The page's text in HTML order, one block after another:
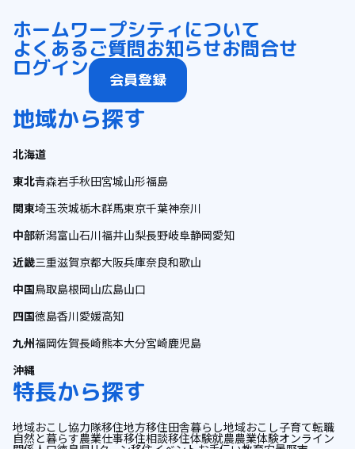
ホームワープシティについて
よくあるご質問お知らせお問合せ
ログイン 会員登録
地域から探す
北海道
東北青森岩手秋田宮城山形福島
関東埼玉茨城栃木群馬東京千葉神奈川
中部新潟富山石川福井山梨長野岐阜静岡愛知
近畿三重滋賀京都大阪兵庫奈良和歌山
中国鳥取島根岡山広島山口
四国徳島香川愛媛高知
九州福岡佐賀長崎熊本大分宮崎鹿児島
沖縄
特長から探す
地域おこし協力隊移住地方移住田舎暮らし地域おこし子育て転職
自然と暮らす農業仕事移住相談移住体験就農農業体験オンライン